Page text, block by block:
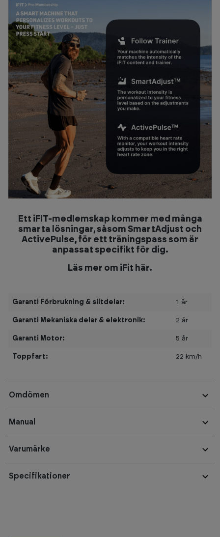
Ett iFIT-medlemskap kommer med många
smarta lösningar, såsom SmartAdjust och
ActivePulse, för ett träningspass som är
anpassat specifikt för dig.
Läs mer om iFit här.
Garanti Förbrukning & slitdelar: 1 år
Garanti Mekaniska delar & elektronik: 2 år
Garanti Motor: 5 år
Toppfart: 22 km/h
Omdömen
Specifikationer
Manual
Varumärke